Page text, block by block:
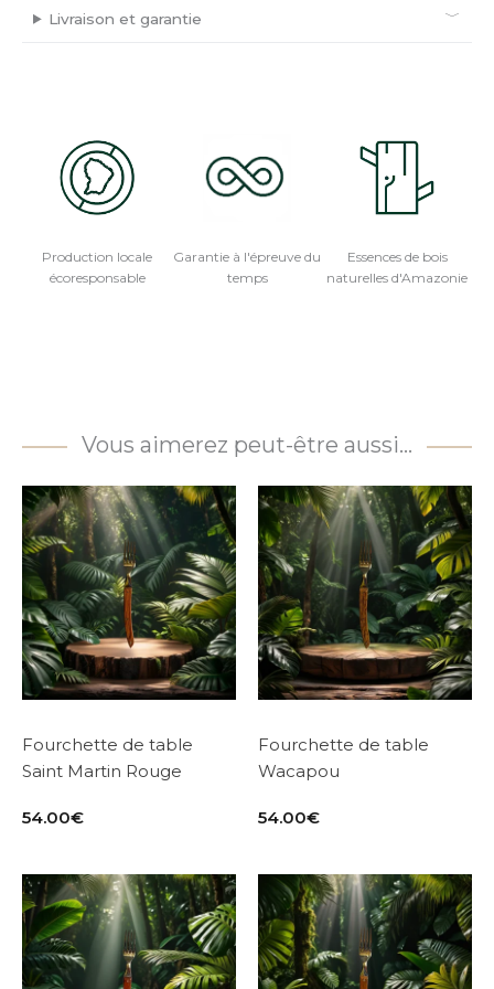
Livraison et garantie
Production locale
écoresponsable
Garantie à l'épreuve du
temps
Essences de bois
naturelles d'Amazonie
Vous aimerez peut-être aussi…
Fourchette de table
Saint Martin Rouge
54.00€
Fourchette de table
Wacapou
54.00€